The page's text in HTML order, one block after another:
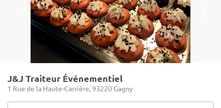
J&J Traiteur Événementiel
1 Rue de la Haute-Carrière, 93220 Gagny